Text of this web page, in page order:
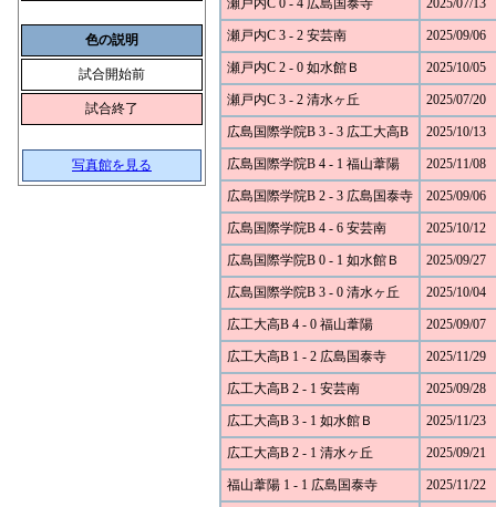
色の説明
試合開始前
試合終了
写真館を見る
瀬戸内C 0 - 4 広島国泰寺 2025/07/13
瀬戸内C 3 - 2 安芸南 2025/09/06
瀬戸内C 2 - 0 如水館Ｂ 2025/10/05
瀬戸内C 3 - 2 清水ヶ丘 2025/07/20
広島国際学院B 3 - 3 広工大高B 2025/10/13
広島国際学院B 4 - 1 福山葦陽 2025/11/08
広島国際学院B 2 - 3 広島国泰寺 2025/09/06
広島国際学院B 4 - 6 安芸南 2025/10/12
広島国際学院B 0 - 1 如水館Ｂ 2025/09/27
広島国際学院B 3 - 0 清水ヶ丘 2025/10/04
広工大高B 4 - 0 福山葦陽 2025/09/07
広工大高B 1 - 2 広島国泰寺 2025/11/29
広工大高B 2 - 1 安芸南 2025/09/28
広工大高B 3 - 1 如水館Ｂ 2025/11/23
広工大高B 2 - 1 清水ヶ丘 2025/09/21
福山葦陽 1 - 1 広島国泰寺 2025/11/22